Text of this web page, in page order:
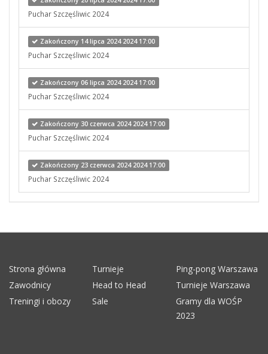
Puchar Szczęśliwic 2024
Zakończony 14 lipca 2024 2024 17:00
Puchar Szczęśliwic 2024
Zakończony 06 lipca 2024 2024 17:00
Puchar Szczęśliwic 2024
Zakończony 30 czerwca 2024 2024 17:00
Puchar Szczęśliwic 2024
Zakończony 23 czerwca 2024 2024 17:00
Puchar Szczęśliwic 2024
Strona główna Turnieje
Ping-pong Warszawa
Zawodnicy
Head to Head
Turnieje Warszawa
Treningi i obozy
Sale
Gramy dla WOŚP
2023